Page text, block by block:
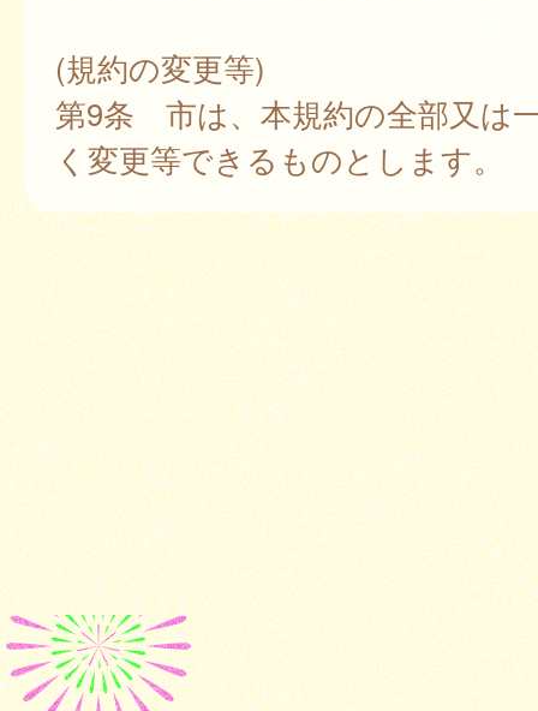
(規約の変更等)
第9条 市は、本規約の全部又は
く変更等できるものとします。